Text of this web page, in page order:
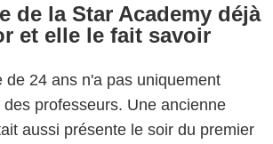
de la Star Academy déjà
et elle le fait savoir
de 24 ans n'a pas uniquement
professeurs. Une ancienne
aussi présente le soir du premier
d'écran Star Academy / TF1